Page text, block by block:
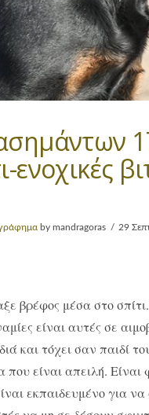
ενοχικές
by mandragoras 29
βρέφος μέσα στο
είναι αυτές σε
και τόχει σαν παιδί
είναι απειλή. Είναι
εκπαιδευμένο για